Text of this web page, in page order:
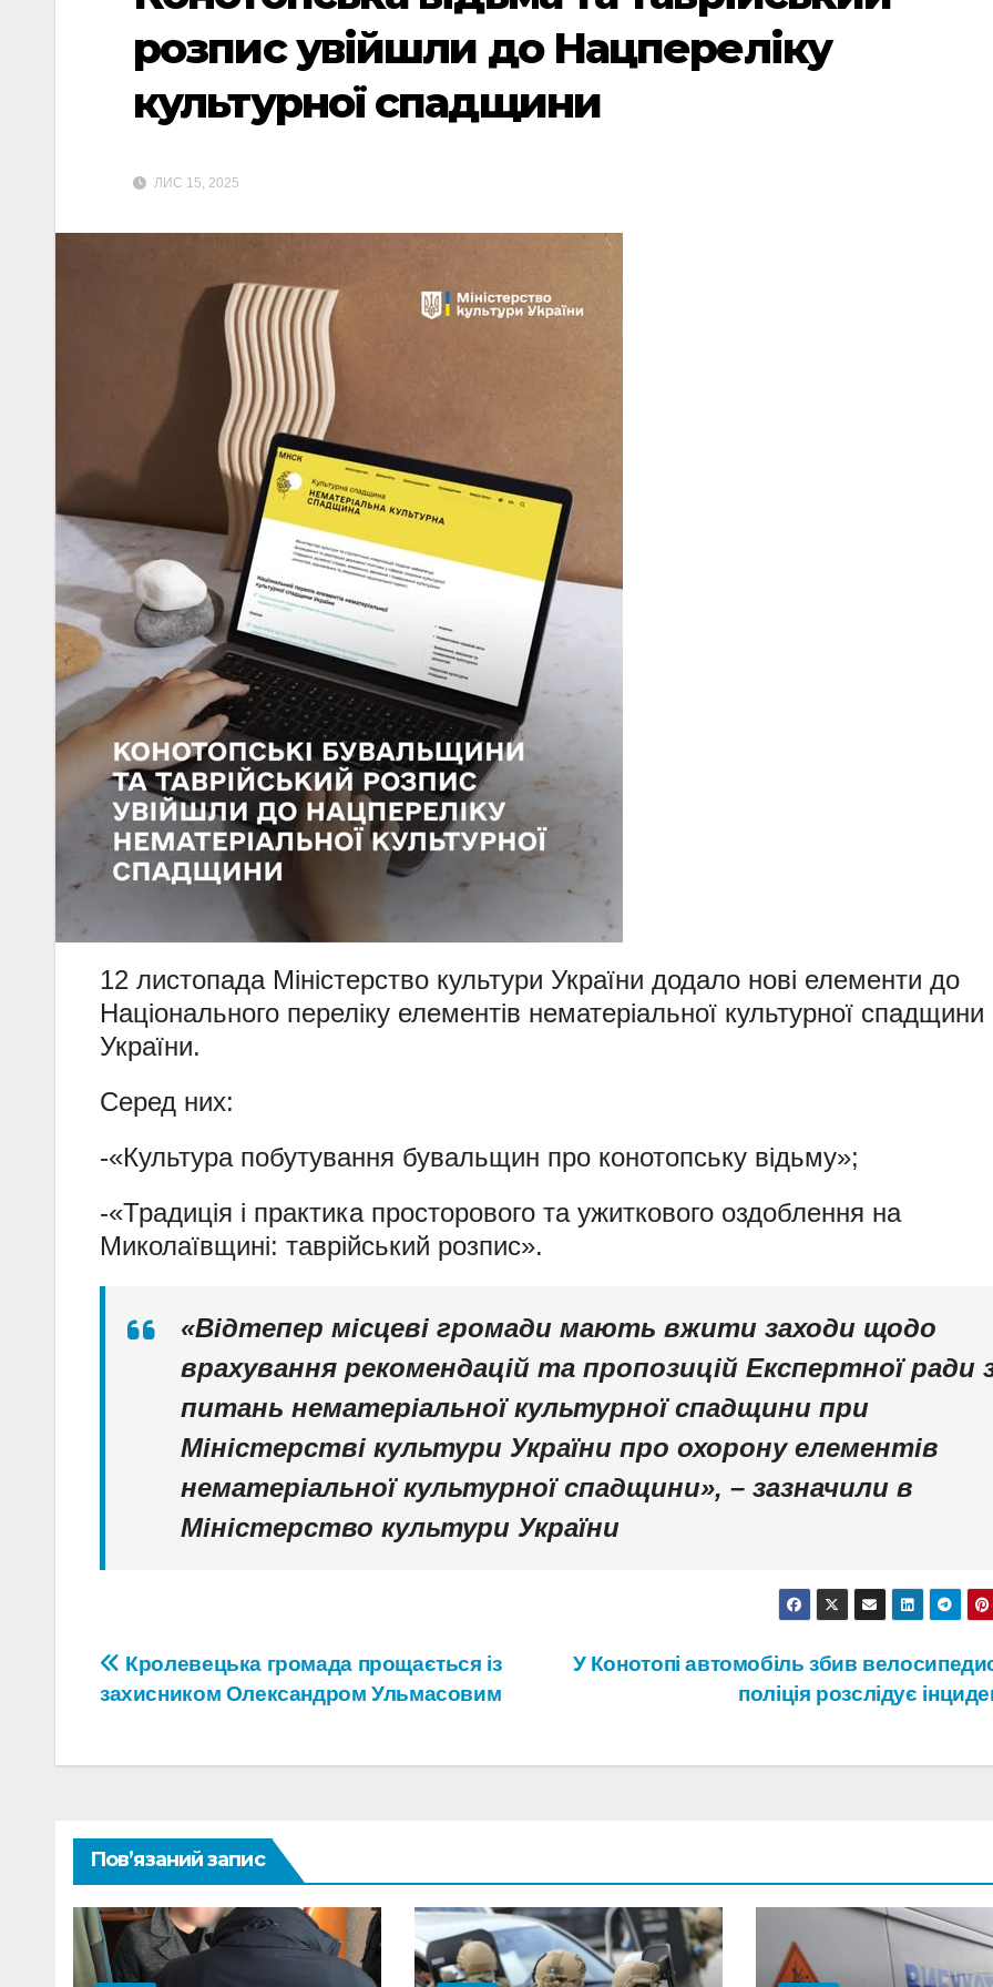
розпис увійшли до Нацпереліку
культурної спадщини
ЛИС 15, 2025
12 листопада Міністерство культури України додало нові елементи до
Національного переліку елементів нематеріальної культурної спадщини
України.
Серед них:
-«Культура побутування бувальщин про конотопську відьму»;
-«Традиція і практика просторового та ужиткового оздоблення на
Миколаївщині: таврійський розпис».
«Відтепер місцеві громади мають вжити заходи щодо
врахування рекомендацій та пропозицій Експертної ради
питань нематеріальної культурної спадщини при
Міністерстві культури України про охорону елементів
нематеріальної культурної спадщини», – зазначили в
Міністерство культури України
Навігація
У Конотопі автомобіль збив
поліція розслідує
Кролевецька громада прощається із
захисником Олександром Ульмасовим
Пов’язаний запис